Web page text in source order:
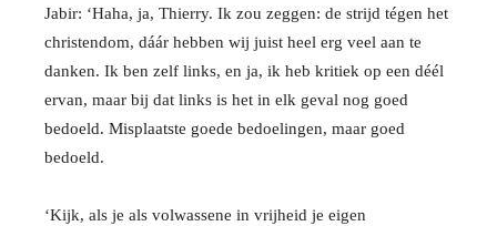
Jabir: ‘Haha, ja, Thierry. Ik zou zeggen: de strijd tégen het
christendom, dáár hebben wij juist heel erg veel aan te
danken. Ik ben zelf links, en ja, ik heb kritiek op een déél
ervan, maar bij dat links is het in elk geval nog goed
bedoeld. Misplaatste goede bedoelingen, maar goed
bedoeld.
‘Kijk, als je als volwassene in vrijheid je eigen